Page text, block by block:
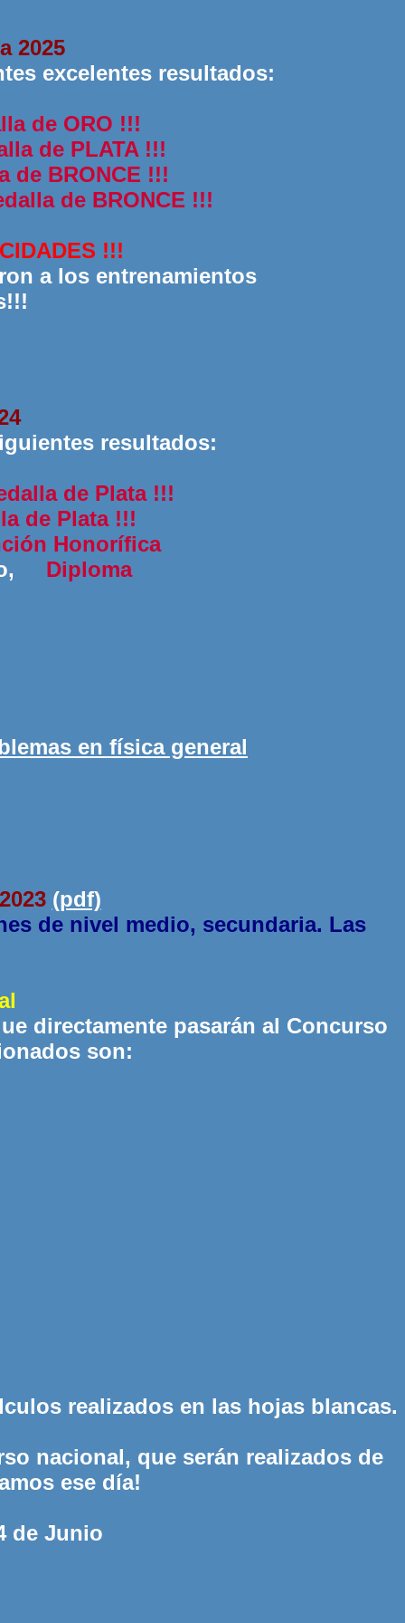
2025
excelentes resultados:
de ORO !!!
de PLATA !!!
de BRONCE !!!
de BRONCE !!!
!!!
a los entrenamientos
resultados:
de Plata !!!
de Plata !!!
Honorífica
Diploma
en física general
(pdf)
de nivel medio, secundaria. Las
directamente pasarán al Concurso
son:
realizados en las hojas blancas.
nacional, que serán realizados de
ese día!
de Junio